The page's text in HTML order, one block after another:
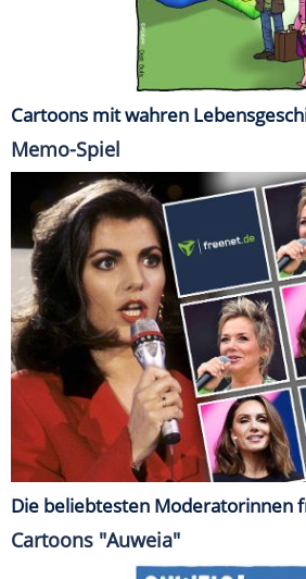
Cartoons mit wahren
Memo-Spiel
Die beliebtesten Moderatorinnen
Cartoons "Auweia"